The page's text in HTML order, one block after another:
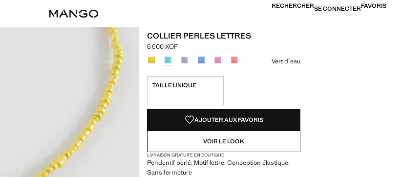
RECHERCHERSE CONNECTERFAVORIS
COLLIER PERLES LETTRES
Prix actuel [6 500 XOF ]
6 500 XOF
Choisissez une couleur
Vert d´eau
TAILLE UNIQUE
AJOUTER AUX FAVORIS
VOIR LE LOOK
LIVRAISON GRATUITE EN BOUTIQUE
Pendentif perlé. Motif lettre. Conception élastique.
Sans fermeture